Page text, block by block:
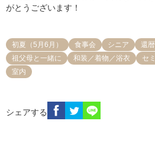
がとうございます！
初夏（5月6月） 食事会 シニア 還
祖父母と一緒に
和装／着物／浴衣
セ
室内
シェアする